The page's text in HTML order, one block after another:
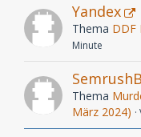
Yandex
Thema DDF
Minute
Thema
März 2024)